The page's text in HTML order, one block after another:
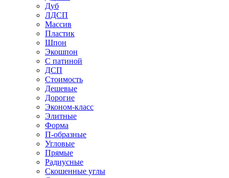
Дуб
ЛДСП
Массив
Пластик
Шпон
Экошпон
С патиной
ДСП
Стоимость
Дешевые
Дорогие
Эконом-класс
Элитные
Форма
П-образные
Угловые
Прямые
Радиусные
Скошенные углы